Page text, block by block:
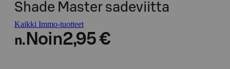
Shade Master sadeviitta
Kaikki Immo-tuotteet
n. Noin2,95 €